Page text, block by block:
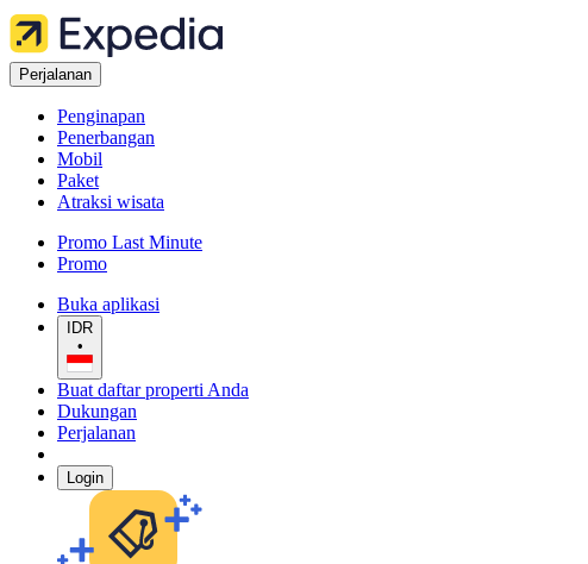
Perjalanan
Penginapan
Penerbangan
Mobil
Paket
Atraksi wisata
Promo Last Minute
Promo
Buka aplikasi
IDR
•
Buat daftar properti Anda
Dukungan
Perjalanan
Login